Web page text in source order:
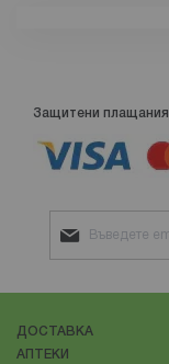
Защитени плащания
ДОСТАВКА
АПТЕКИ